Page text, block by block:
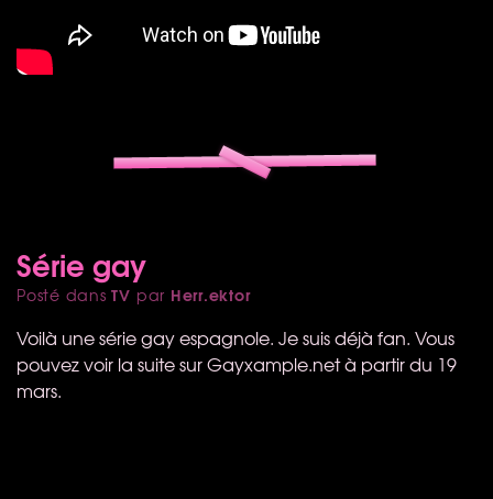
Série gay
Posté dansTV par Herr.ektor
Voilà une série gay espagnole. Je suis déjà fan. Vous
pouvez voir la suite sur Gayxample.net à partir du 19
mars.